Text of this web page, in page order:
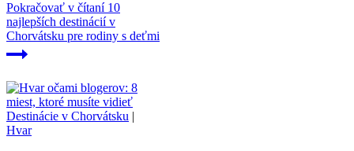
Pokračovať v čítaní10
najlepších destinácií v
Chorvátsku pre rodiny s deťmi
Destinácie v Chorvátsku |
Hvar